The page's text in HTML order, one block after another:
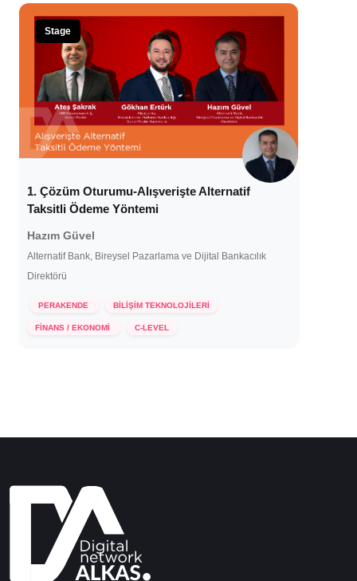
Stage
1. Çözüm Oturumu-Alışverişte Alternatif
Taksitli Ödeme Yöntemi
Hazım Güvel
Alternatif Bank, Bireysel Pazarlama ve Dijital Bankacılık
Direktörü
PERAKENDE BİLİŞİM TEKNOLOJİLERİ
FİNANS / EKONOMİ C-LEVEL